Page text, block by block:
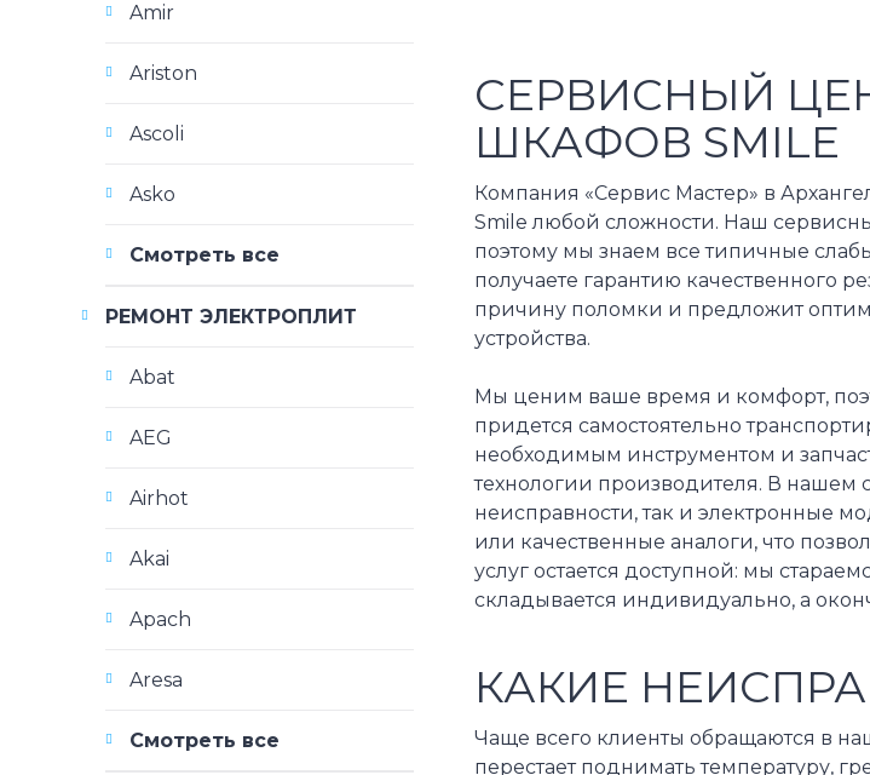
СЕРВИСНЫЙ
ШКАФОВ SMILE
Компания «Сервис Мастер» в
Smile любой сложности. Наш
поэтому мы знаем все типичные
получаете гарантию качественного
причину поломки и предложит
устройства.
Мы ценим ваше время и комфорт,
придется самостоятельно
необходимым инструментом и
технологии производителя. В нашем
неисправности, так и электронные
или качественные аналоги, что
услуг остается доступной: мы
складывается индивидуально, а
КАКИЕ
Чаще всего клиенты обращаются в
перестает поднимать температуру,
Amir
Ariston
Ascoli
Asko
Смотреть все
РЕМОНТ ЭЛЕКТРОПЛИТ
Abat
AEG
Airhot
Akai
Apach
Aresa
Смотреть все